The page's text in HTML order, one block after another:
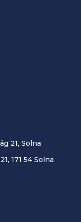
21, Solna
171 54 Solna